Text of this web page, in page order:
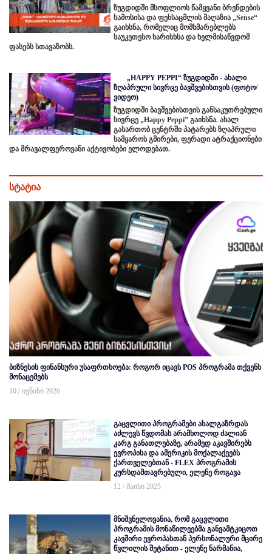
ზუგდიდში მსოფლიოს წამყვანი ბრენდების
სამოსისა და ფეხსაცმლის მაღაზია „Sense“
გაიხსნა, რომელიც მომხმარებლებს
საუკეთესო ხარისხსა და ხელმისაწვდომ
ფასებს სთავაზობს.
„HAPPY PEPPI“ ზუგდიდში - ახალი
ზღაპრული სივრცე ბავშვებისთვის (ფოტო/
ვიდეო)
ზუგდიდში ბავშვებისთვის განსაკუთრებული
სივრცე „Happy Peppi” გაიხსნა. ახალ
გასართობ ცენტრში პატარებს ზღაპრული
სამყაროს გმირები, ფერადი ატრაქციონები
და მრავალფეროვანი აქტივობები ელოდებათ.
სტატია
ბიზნესის ფინანსური უსაფრთხოება: როგორ იცავს POS პროგრამა თქვენს
მონაცემებს
10 / ივნისი 2026
გაცვლითი პროგრამები ახალგაზრდას
აძლევს წვდომას არამხოლოდ ძალიან
კარგ განათლებაზე, არამედ აკავშირებს
ევროპისა და ამერიკის მოქალაქეებს
ქართველებთან - FLEX პროგრამის
კურსდამთავრებული, ელენე როგავა
12 / მაისი 2025
მნიშვნელოვანია, რომ გაცვლითი
პროგრამის მონაწილეებმა განვამტკიცოთ
კავშირი ევროპასთან პერსონალური მცირე
წვლილის შეტანით - ელენე ნარმანია,